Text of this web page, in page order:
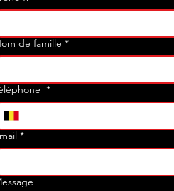
de famille *
*
*